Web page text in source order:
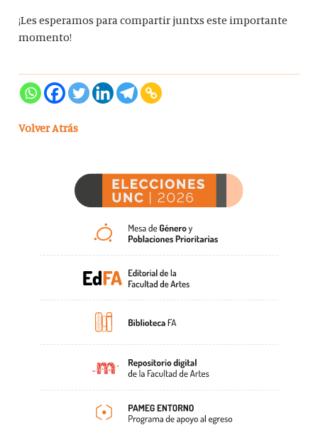
¡Les esperamos para compartir juntxs este importante
momento!
Volver Atrás